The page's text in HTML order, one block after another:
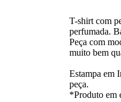
T-shirt com
perfumada.
Peça com
muito bem
Estampa em
peça.
*Produto em